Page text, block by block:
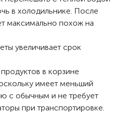
в холодильнике. После
максимально похож на
увеличивает срок
в корзине
имеет меньший
с обычным и не требует
при транспортировке.